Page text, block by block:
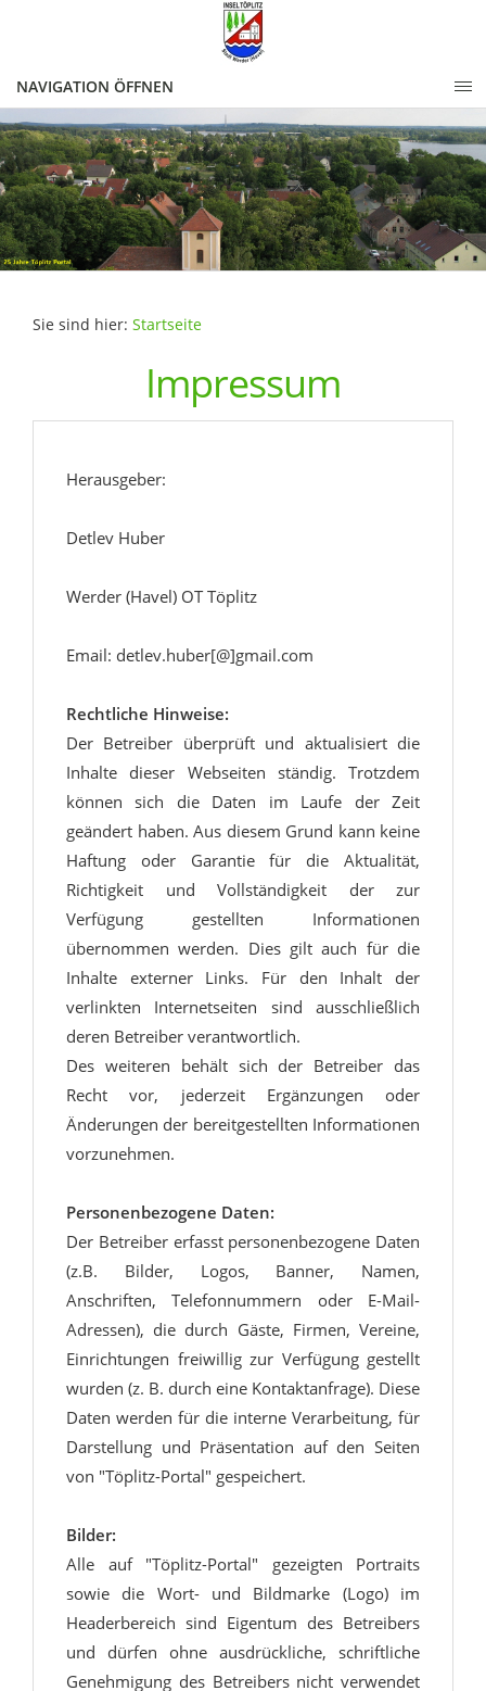
NAVIGATION ÖFFNEN
Sie sind hier: Startseite
Impressum
Herausgeber:
Detlev Huber
Werder (Havel) OT Töplitz
Email: detlev.huber[@]gmail.com
Rechtliche Hinweise:
Der Betreiber überprüft und aktualisiert die
Inhalte dieser Webseiten ständig. Trotzdem
können sich die Daten im Laufe der Zeit
geändert haben. Aus diesem Grund kann keine
Haftung oder Garantie für die Aktualität,
Richtigkeit und Vollständigkeit der zur
Verfügung gestellten Informationen
übernommen werden. Dies gilt auch für die
Inhalte externer Links. Für den Inhalt der
verlinkten Internetseiten sind ausschließlich
deren Betreiber verantwortlich.
Des weiteren behält sich der Betreiber das
Recht vor, jederzeit Ergänzungen oder
Änderungen der bereitgestellten Informationen
vorzunehmen.
Personenbezogene Daten:
Der Betreiber erfasst personenbezogene Daten
(z.B. Bilder, Logos, Banner, Namen,
Anschriften, Telefonnummern oder E-Mail-
Adressen), die durch Gäste, Firmen, Vereine,
Einrichtungen freiwillig zur Verfügung gestellt
wurden (z. B. durch eine Kontaktanfrage). Diese
Daten werden für die interne Verarbeitung, für
Darstellung und Präsentation auf den Seiten
von "Töplitz-Portal" gespeichert.
Bilder:
Alle auf "Töplitz-Portal" gezeigten Portraits
sowie die Wort- und Bildmarke (Logo) im
Headerbereich sind Eigentum des Betreibers
und dürfen ohne ausdrückliche, schriftliche
Genehmigung des Betreibers nicht verwendet